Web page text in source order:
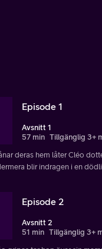
Episode 1
Avsnitt 1
57 min Tillgänglig 3+
deras hem låter Cléo
blir indragen i en
Episode 2
Avsnitt 2
51 min Tillgänglig 3+